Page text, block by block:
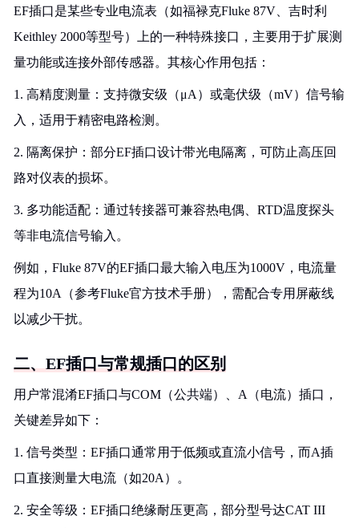
EF插口是某些专业电流表（如福禄克Fluke 87V、吉时利
Keithley 2000等型号）上的一种特殊接口，主要用于扩展测
量功能或连接外部传感器。其核心作用包括：
1. 高精度测量：支持微安级（μA）或毫伏级（mV）信号输
入，适用于精密电路检测。
2. 隔离保护：部分EF插口设计带光电隔离，可防止高压回
路对仪表的损坏。
3. 多功能适配：通过转接器可兼容热电偶、RTD温度探头
等非电流信号输入。
例如，Fluke 87V的EF插口最大输入电压为1000V，电流量
程为10A（参考Fluke官方技术手册），需配合专用屏蔽线
以减少干扰。
二、EF插口与常规插口的区别
用户常混淆EF插口与COM（公共端）、A（电流）插口，
关键差异如下：
1. 信号类型：EF插口通常用于低频或直流小信号，而A插
口直接测量大电流（如20A）。
2. 安全等级：EF插口绝缘耐压更高，部分型号达CAT III